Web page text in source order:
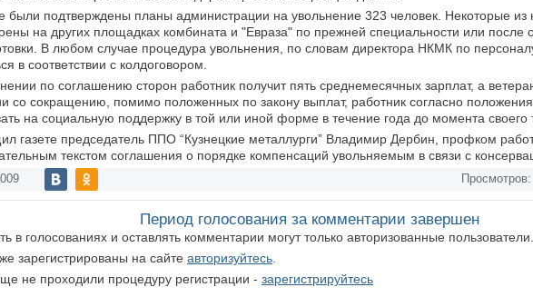
были подтверждены планы администрации на увольнение 323 человек. Некоторые из
на других площадках комбината и "Евраза" по прежней специальности или после
В любом случае процедура увольнения, по словам директора НКМК по
в соответствии с колдоговором.
по соглашению сторон работник получит пять среднемесячных зарплат, а
со сокращению, помимо положенных по закону выплат, работник согласно
на социальную поддержку в той или иной форме в течение года до момента своего
газете председатель ППО “Кузнецкие металлурги” Владимир Дербин, профком
текстом соглашения о порядке компенсаций увольняемым в связи с
Просмотров:
Период голосования за комментарии завершен
в голосованиях и оставлять комментарии могут только авторизованные пользователи.
зарегистрированы на сайте авторизуйтесь
не проходили процедуру регистрации - зарегистрируйтесь